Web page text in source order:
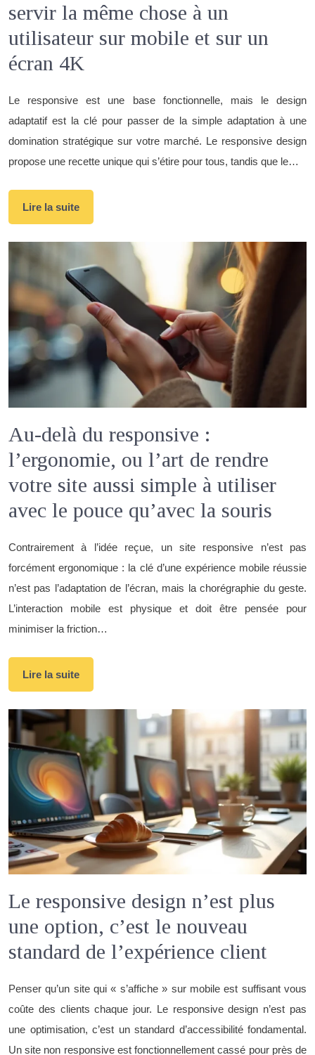
servir la même chose à un
utilisateur sur mobile et sur un
écran 4K
Le responsive est une base fonctionnelle, mais le design
adaptatif est la clé pour passer de la simple adaptation à une
domination stratégique sur votre marché. Le responsive design
propose une recette unique qui s’étire pour tous, tandis que le…
Lire la suite
Au-delà du responsive :
l’ergonomie, ou l’art de rendre
votre site aussi simple à utiliser
avec le pouce qu’avec la souris
Contrairement à l’idée reçue, un site responsive n’est pas
forcément ergonomique : la clé d’une expérience mobile réussie
n’est pas l’adaptation de l’écran, mais la chorégraphie du geste.
L’interaction mobile est physique et doit être pensée pour
minimiser la friction…
Lire la suite
Le responsive design n’est plus
une option, c’est le nouveau
standard de l’expérience client
Penser qu’un site qui « s’affiche » sur mobile est suffisant vous
coûte des clients chaque jour. Le responsive design n’est pas
une optimisation, c’est un standard d’accessibilité fondamental.
Un site non responsive est fonctionnellement cassé pour près de